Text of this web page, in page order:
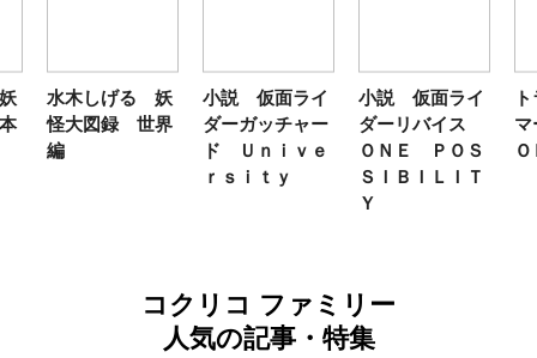
水木しげる 妖
怪大図録 世界
編
小説 仮面ライ
ダーガッチャー
ド Ｕｎｉｖｅ
ｒｓｉｔｙ
小説 仮面ライ
ダーリバイス
ＯＮＥ ＰＯＳ
ＳＩＢＩＬＩＴ
Ｙ
コクリコ ファミリー
人気の記事・特集